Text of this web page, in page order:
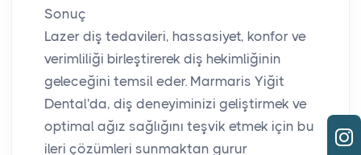
Sonuç
Lazer diş tedavileri, hassasiyet, konfor ve
verimliliği birleştirerek diş hekimliğinin
geleceğini temsil eder. Marmaris Yiğit
Dental'da, diş deneyiminizi geliştirmek ve
optimal ağız sağlığını teşvik etmek için bu
ileri çözümleri sunmaktan gurur